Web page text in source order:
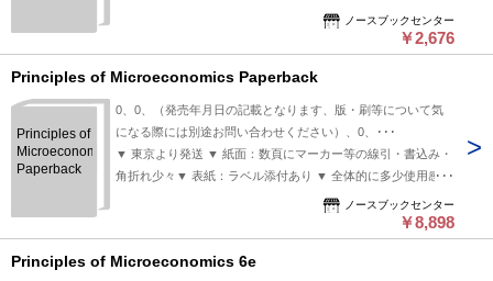
ノースブックセンター
￥2,676
Principles of Microeconomics Paperback
Principles of
Microeconomics
Paperback
0、0、（発売年月日の記載となります、版・刷等について気
になる際には別途お問い合わせください）、0、･･･
▼ 東京より発送 ▼ 紙面：数頁にマーカー等の線引・書込み・
角折れ少々▼ 表紙：ラベル添付あり ▼ 全体的に多少使用感・
ノースブックセンター
￥8,898
Principles of Microeconomics 6e